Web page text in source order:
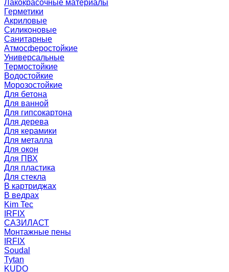
Лакокрасочные материалы
Герметики
Акриловые
Силиконовые
Санитарные
Атмосферостойкие
Универсальные
Термостойкие
Водостойкие
Морозостойкие
Для бетона
Для ванной
Для гипсокартона
Для дерева
Для керамики
Для металла
Для окон
Для ПВХ
Для пластика
Для стекла
В картриджах
В ведрах
Kim Tec
IRFIX
САЗИЛАСТ
Монтажные пены
IRFIX
Soudal
Tytan
KUDO